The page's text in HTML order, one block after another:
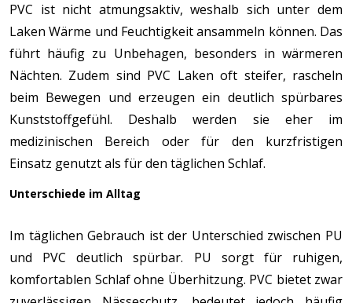
PVC ist nicht atmungsaktiv, weshalb sich unter dem
Laken Wärme und Feuchtigkeit ansammeln können. Das
führt häufig zu Unbehagen, besonders in wärmeren
Nächten. Zudem sind PVC Laken oft steifer, rascheln
beim Bewegen und erzeugen ein deutlich spürbares
Kunststoffgefühl. Deshalb werden sie eher im
medizinischen Bereich oder für den kurzfristigen
Einsatz genutzt als für den täglichen Schlaf.
Unterschiede im Alltag
Im täglichen Gebrauch ist der Unterschied zwischen PU
und PVC deutlich spürbar. PU sorgt für ruhigen,
komfortablen Schlaf ohne Überhitzung. PVC bietet zwar